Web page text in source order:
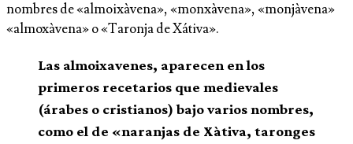
nombres de «almoixàvena», «monxàvena», «monjàvena»
«almoxàvena» o «Taronja de Xátiva».
Las almoixavenes, aparecen en los
primeros recetarios que medievales
(árabes o cristianos) bajo varios nombres,
como el de «naranjas de Xàtiva, taronges